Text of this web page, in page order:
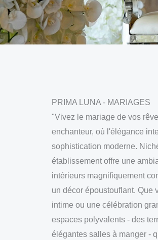
PRIMA LUNA - MARIAGES
"Vivez le mariage de vos
enchanteur, où l'élégance
sophistication moderne.
établissement offre une
intérieurs magnifiquement
un décor époustouflant. Que
intime ou une célébration
espaces polyvalents - des
élégantes salles à manger -